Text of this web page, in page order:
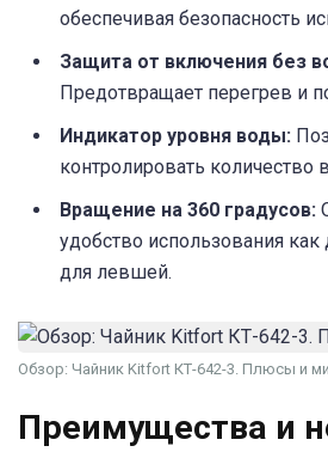
обеспечивая безопасность
Защита от включения без
Предотвращает перегрев и
Индикатор уровня воды:
контролировать количество
Вращение на 360 градусов:
удобство использования
для левшей.
Обзор: Чайник Kitfort КТ-642-3. Плюсы и
Преимущества и